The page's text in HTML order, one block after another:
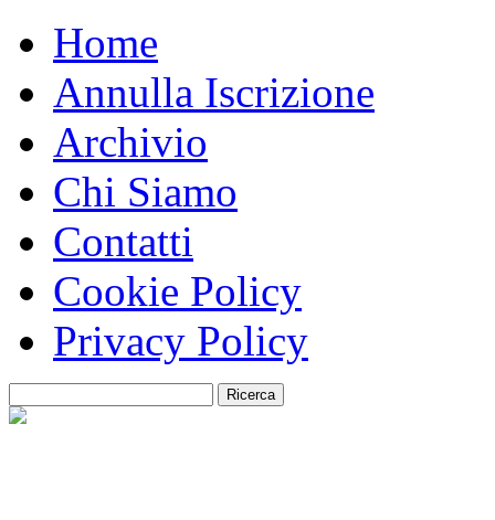
Home
Annulla Iscrizione
Archivio
Chi Siamo
Contatti
Cookie Policy
Privacy Policy